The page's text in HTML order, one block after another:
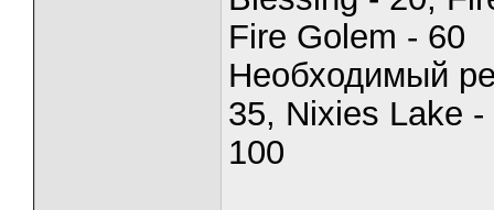
Fire Golem - 60
Необходимый
35, Nixies Lake
100